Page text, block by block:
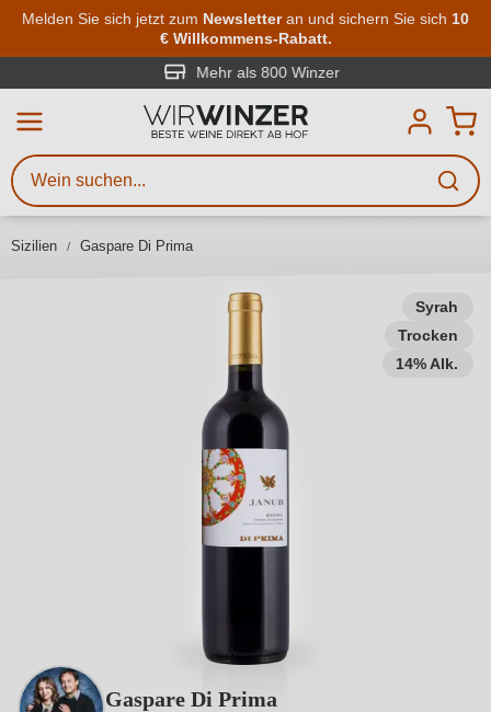
Zum Hauptinhalt springen
Melden Sie sich jetzt zum Newsletteran und sichern Sie sich 10
€ Willkommens-Rabatt.
Mehr als 800 Winzer
Sizilien Gaspare Di Prima
Syrah
Trocken
14% Alk.
Gaspare Di Prima
Weinsuche
Mindestens 3 Zeichen eingeben
Beschreiben Sie, welchen Wein
Sie suchen – ob nach Geschmack,